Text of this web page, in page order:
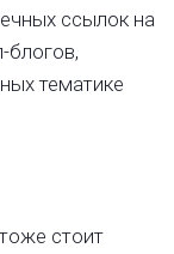
ссылок на
блогов,
тематике
стоит